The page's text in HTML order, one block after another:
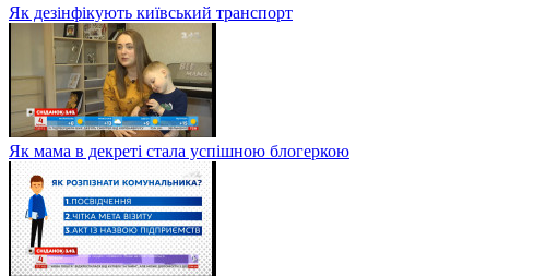
Як дезінфікують київський транспорт
Як мама в декреті стала успішною блогеркою